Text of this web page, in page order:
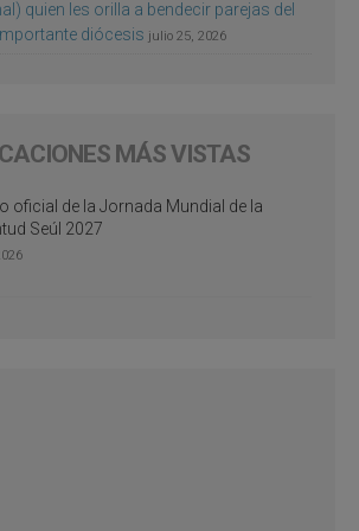
quien les orilla a bendecir parejas del
diócesis julio 25, 2026
MÁS VISTAS
oficial de la Jornada Mundial de la
Seúl 2027